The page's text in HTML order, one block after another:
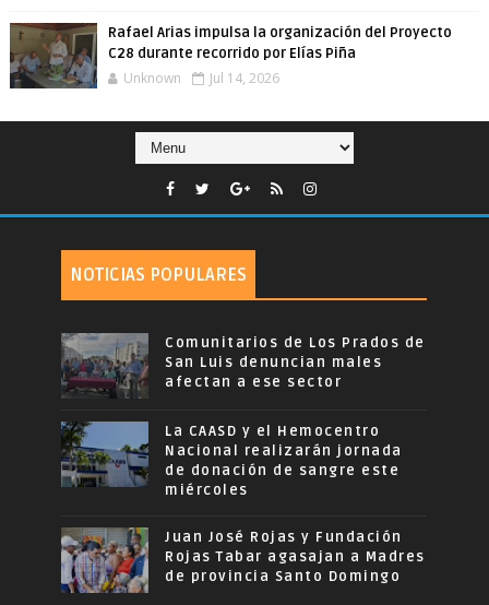
Rafael Arias impulsa la organización del Proyecto
C28 durante recorrido por Elías Piña
Unknown Jul 14, 2026
NOTICIAS POPULARES
Comunitarios de Los Prados de
San Luis denuncian males
afectan a ese sector
La CAASD y el Hemocentro
Nacional realizarán jornada
de donación de sangre este
miércoles
Juan José Rojas y Fundación
Rojas Tabar agasajan a Madres
de provincia Santo Domingo